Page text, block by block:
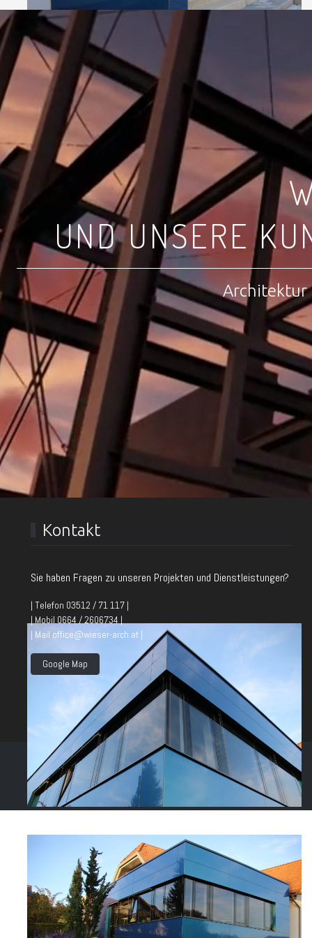
UND UNSERE
Architektur
Kontakt
Sie haben Fragen zu unseren Projekten und Dienstleistungen?
| Telefon 03512 / 71 117 |
| Mobil 0664 / 2606734 |
| Mail office@wieser-arch.at |
Google Map